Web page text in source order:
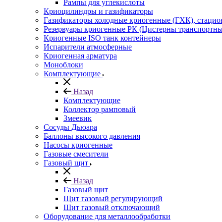
Рампы для углекислоты
Криоцилиндры и газификаторы
Газификаторы холодные криогенные (ГХК),
Резервуары криогенные РК (Цистерны
Криогенные ISO танк контейнеры
Испарители атмосферные
Криогенная арматура
Моноблоки
Комплектующие
Назад
Комплектующие
Коллектор рамповый
Змеевик
Сосуды Дьюара
Баллоны высокого давления
Насосы криогенные
Газовые смесители
Газовый щит
Назад
Газовый щит
Щит газовый регулирующий
Щит газовый отключающий
Оборудование для металлообработки